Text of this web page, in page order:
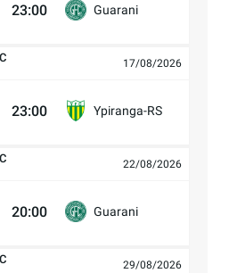
23:00 Guarani
17/08/2026
23:00 Ypiranga-RS
22/08/2026
20:00 Guarani
29/08/2026